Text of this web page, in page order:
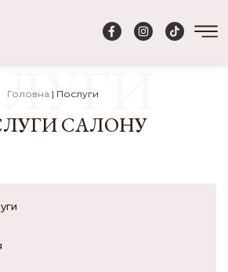
Головна | Послуги
САЛОНУ